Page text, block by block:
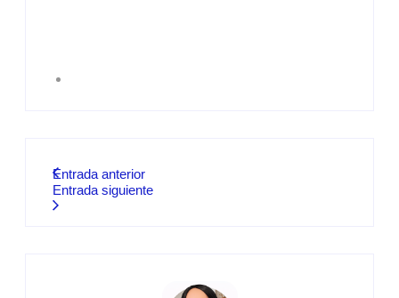
Entrada anterior
Entrada siguiente